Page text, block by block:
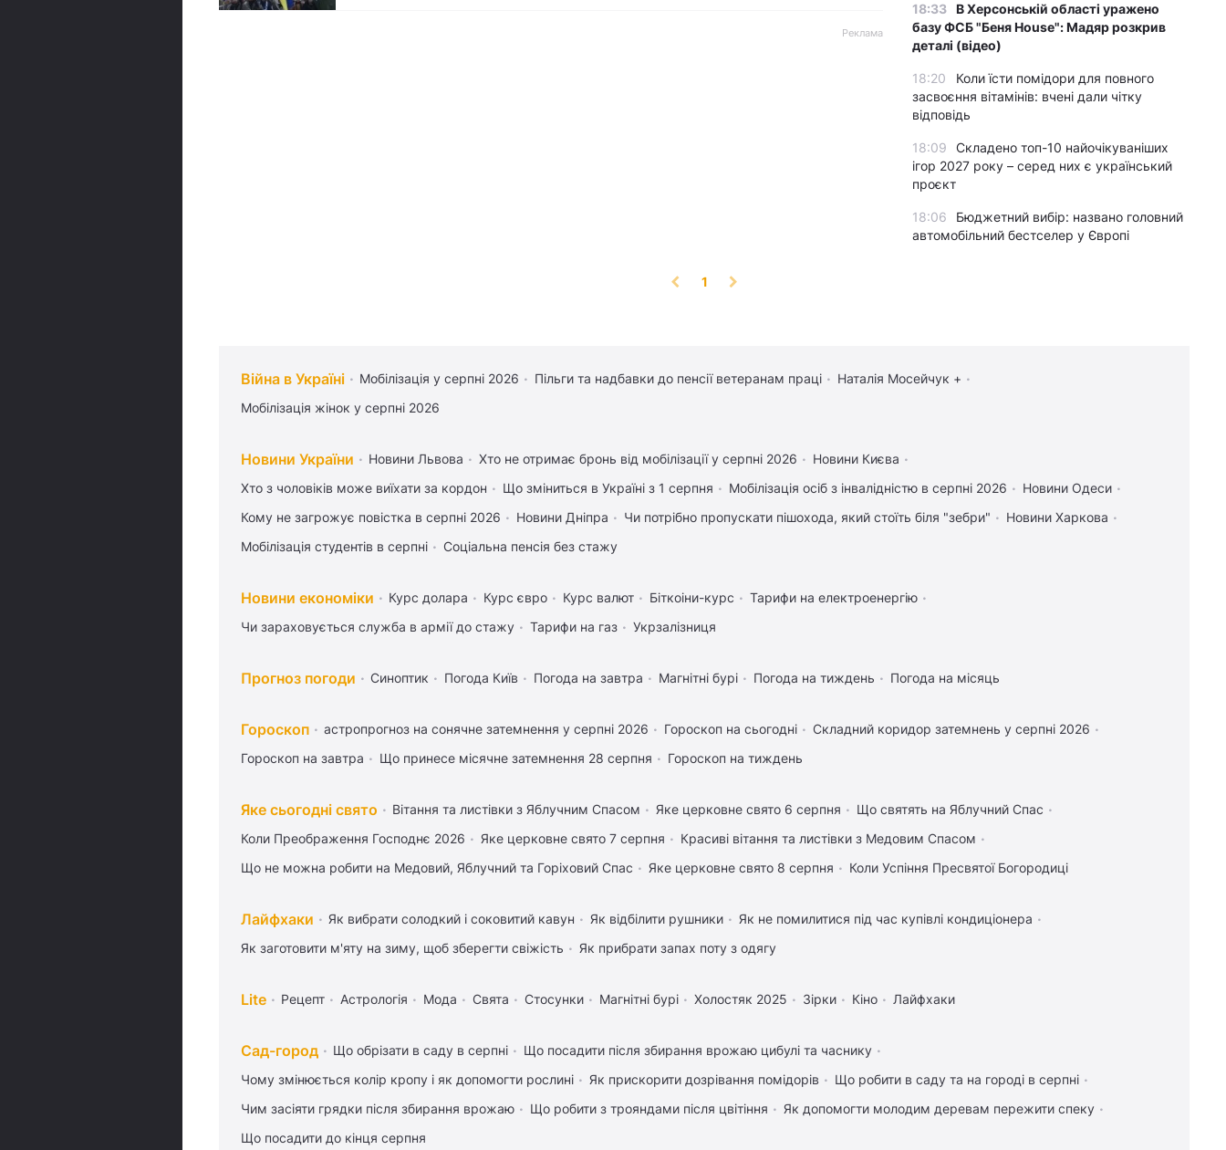
Реклама
18:33 В Херсонській області уражено
базу ФСБ "Беня House": Мадяр розкрив
деталі (відео)
18:20
Коли їсти помідори для повного
засвоєння вітамінів: вчені дали чітку
відповідь
18:09
Складено топ-10 найочікуваніших
ігор 2027 року – серед них є український
проєкт
18:06
Бюджетний вибір: названо головний
автомобільний бестселер у Європі
18:00
подобається: психологічний тест на
17:39
Екстренера збірної України з
футболу оштрафували за російську мову
зашкодити стосункам
був першим в історії собакою на планеті
(фото)
що потрібно зробити, щоб здійснилося
1(current)
Війна в Україні Мобілізація у серпні 2026 Пільги та надбавки до пенсії ветеранам праці
Наталія Мосейчук +
Мобілізація жінок у серпні 2026
Новини України Новини Львова Хто не отримає бронь від мобілізації у серпні 2026
Новини Києва
Хто з чоловіків може виїхати за кордон
Що зміниться в Україні з 1 серпня Мобілізація осіб з інвалідністю в серпні 2026
Новини Одеси
Кому не загрожує повістка в серпні 2026
Новини Дніпра Чи потрібно пропускати пішохода, який стоїть біля "зебри"
Новини Харкова
Мобілізація студентів в серпні
Соціальна пенсія без стажу
Новини економіки Курс долара Курс євро Курс валют Біткоіни-курс
Тарифи на електроенергію
Чи зараховується служба в армії до стажу
Тарифи на газ Укрзалізниця
Прогноз погоди Синоптик Погода Київ Погода на завтра Магнітні бурі Погода на тиждень Погода на місяць
Гороскоп астропрогноз на сонячне затемнення у серпні 2026 Гороскоп на сьогодні
Складний коридор затемнень у серпні 2026
Гороскоп на завтра
Що принесе місячне затемнення 28 серпня Гороскоп на тиждень
Яке сьогодні свято Вітання та листівки з Яблучним Спасом Яке церковне свято 6 серпня
Що святять на Яблучний Спас
Коли Преображення Господнє 2026
Яке церковне свято 7 серпня
Красиві вітання та листівки з Медовим Спасом
Що не можна робити на Медовий, Яблучний та Горіховий Спас
Яке церковне свято 8 серпня Коли Успіння Пресвятої Богородиці
Лайфхаки Як вибрати солодкий і соковитий кавун Як відбілити рушники
Як не помилитися під час купівлі кондиціонера
Як заготовити м'яту на зиму, щоб зберегти свіжість
Як прибрати запах поту з одягу
Lite Рецепт Астрологія Мода Свята Стосунки Магнітні бурі Холостяк 2025 Зірки Кіно Лайфхаки
Сад-город Що обрізати в саду в серпні
Що посадити після збирання врожаю цибулі та часнику
Чому змінюється колір кропу і як допомогти рослині
Як прискорити дозрівання помідорів
Що робити в саду та на городі в серпні
Чим засіяти грядки після збирання врожаю
Що робити з трояндами після цвітіння
Як допомогти молодим деревам пережити спеку
Що посадити до кінця серпня